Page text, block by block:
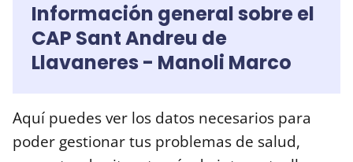
Información general sobre el
CAP Sant Andreu de
Llavaneres - Manoli Marco
Aquí puedes ver los datos necesarios para
poder gestionar tus problemas de salud,